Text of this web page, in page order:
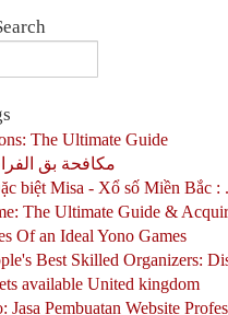
The Ultimate Guide
مكافحة بق
biệt Misa - Xổ số Miền Bắc :
The Ultimate Guide &
Of an Ideal Yono Games
Best Skilled Organizers:
available United kingdom
Jasa Pembuatan Website